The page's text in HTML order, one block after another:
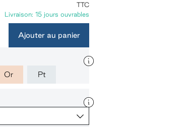
TTC
Livraison: 15 jours ouvrables
Ajouter au panier
Or Pt